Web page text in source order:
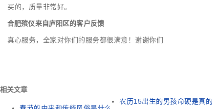
买的，质量非常好。
合肥殡仪来自庐阳区的客户反馈
真心服务，全家对你们的服务都很满意！谢谢你们
相关文章
农历15出生的男孩命硬是真的